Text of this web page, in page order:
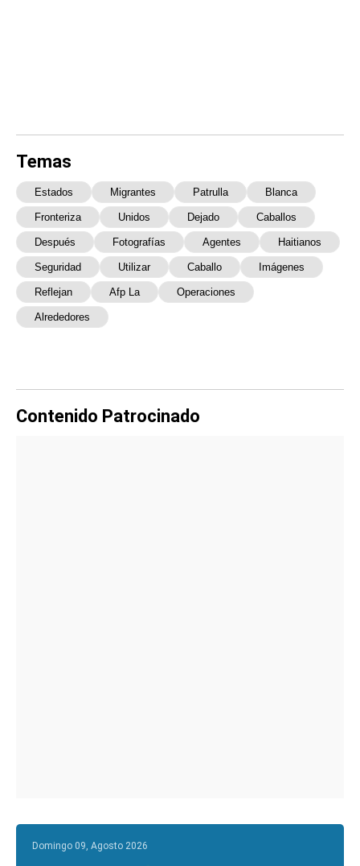
Temas
Estados Migrantes Patrulla Blanca
Fronteriza Unidos Dejado Caballos
Después Fotografías Agentes Haitianos
Seguridad Utilizar Caballo Imágenes
Reflejan Afp La Operaciones
Alrededores
Contenido Patrocinado
Domingo 09, Agosto 2026